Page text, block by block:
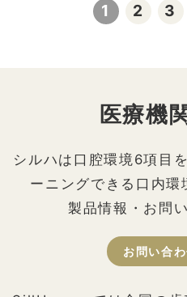
1 2 3
医療機
シルハは口腔環境6項目
ーニングできる口内環
製品情報・お問
お問い合